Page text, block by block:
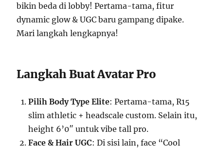
bikin beda di lobby! Pertama-tama, fitur
dynamic glow & UGC baru gampang dipake.
Mari langkah lengkapnya!
Langkah Buat Avatar Pro
Pilih Body Type Elite: Pertama-tama, R15
slim athletic + headscale custom. Selain itu,
height 6’0″ untuk vibe tall pro.
Face & Hair UGC: Di sisi lain, face “Cool